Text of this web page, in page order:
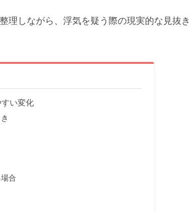
理しながら、浮気を疑う際の現実的な見抜き
い変化
合